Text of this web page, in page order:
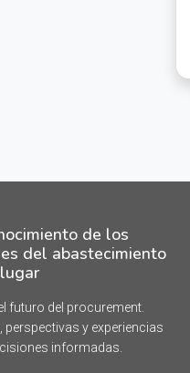
de los
del abastecimiento
futuro del procurement.
perspectivas y experiencias
informadas.